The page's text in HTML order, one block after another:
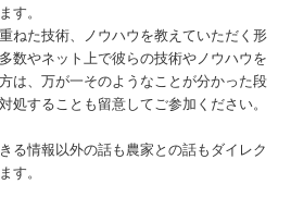
す。
ねた技術、ノウハウを教えていただく形
数やネット上で彼らの技術やノウハウを
は、万が一そのようなことが分かった段
処することも留意してご参加ください。
る情報以外の話も農家との話もダイレク
す。